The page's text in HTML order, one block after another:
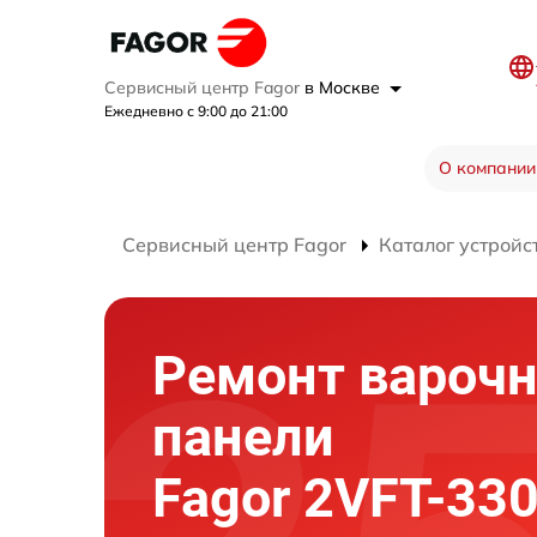
Сервисный центр Fagor в Москве
Ежедневно с 9:00 до 21:00
О компании
Сервисный центр Fagor Каталог
Ремонт
панели
Fagor 2VFT-